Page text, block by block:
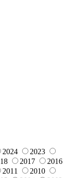
2024
2023
2017
2016
2011
2010